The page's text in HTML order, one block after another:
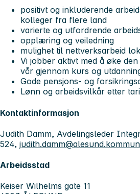
positivt og inkluderende
kolleger fra flere land
varierte og utfordrende
opplæring og veiledning
mulighet til nettverksarbeid
Vi jobber aktivt med å øke
vår gjennom kurs og
Gode pensjons- og
Lønn og arbeidsvilkår etter
Kontaktinformasjon
Judith Damm, Avdelingsleder
524,
Arbeidsstad
Keiser Wilhelms gate 11